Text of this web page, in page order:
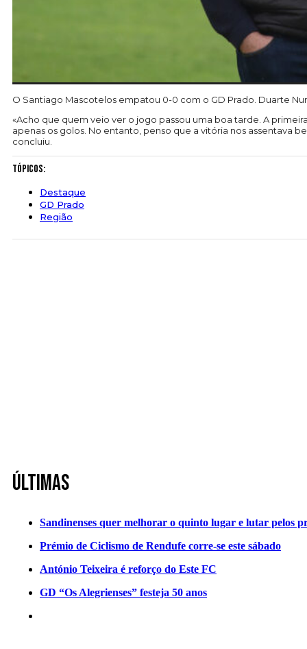
O Santiago Mascotelos empatou 0-0 com o GD Prado. Duarte
«Acho que quem veio ver o jogo passou uma boa tarde. A
apenas os golos. No entanto, penso que a vitória nos
concluiu.
Tópicos:
Destaque
GD Prado
Região
Últimas
Sandinenses quer melhorar o quinto lugar e lutar pelos
Prémio de Ciclismo de Rendufe corre-se este sábado
António Teixeira é reforço do Este FC
GD “Os Alegrienses” festeja 50 anos